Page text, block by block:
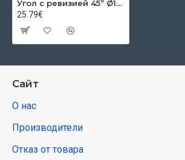
Угол с ревизией 45º Ø180x2мм
25.79€
Сайт
О нас
Производители
Отказ от товара